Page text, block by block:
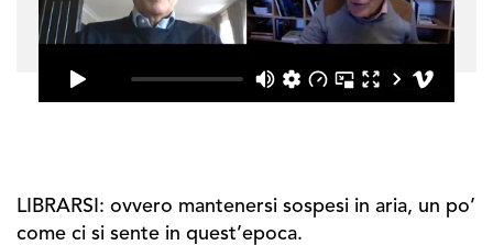
LIBRARSI: ovvero mantenersi sospesi in aria, un po’
come ci si sente in quest’epoca.